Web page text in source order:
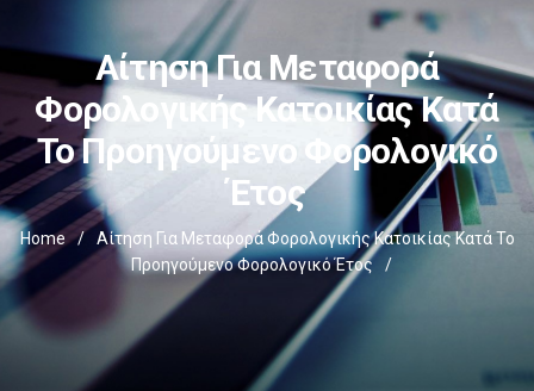
Αίτηση Για Μεταφορά
Φορολογικής Κατοικίας Κατά
Το Προηγούμενο Φορολογικό
Έτος
Home /
Αίτηση Για Μεταφορά Φορολογικής Κατοικίας Κατά Το
Προηγούμενο Φορολογικό Έτος
/